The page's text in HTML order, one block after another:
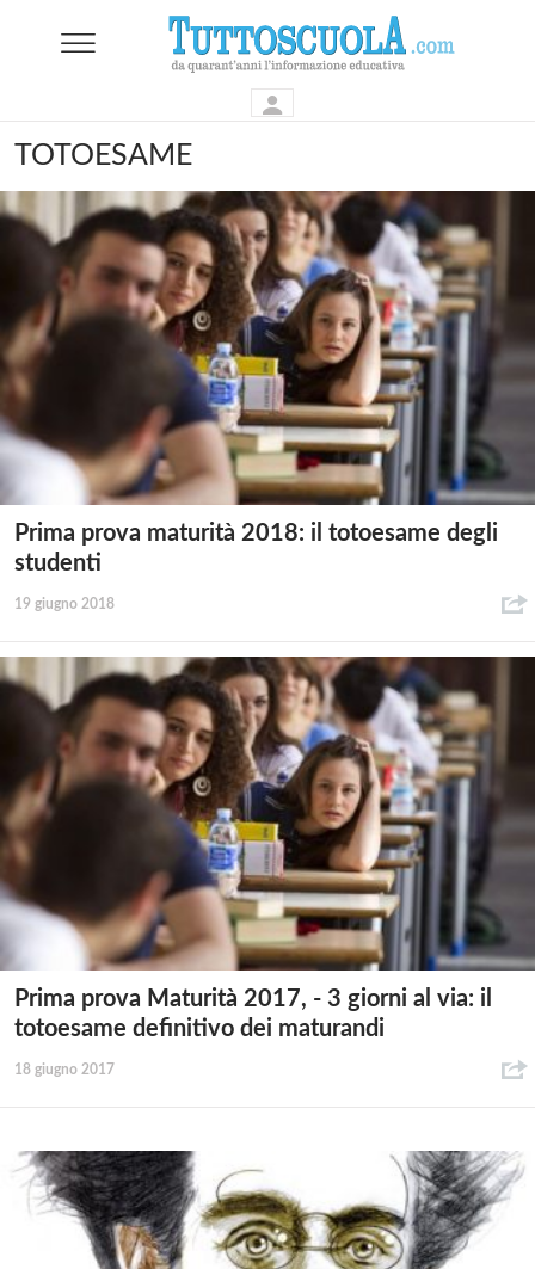
TOTOESAME
Prima prova maturità 2018: il totoesame degli
studenti
19 giugno 2018
Prima prova Maturità 2017, - 3 giorni al via: il
totoesame definitivo dei maturandi
18 giugno 2017